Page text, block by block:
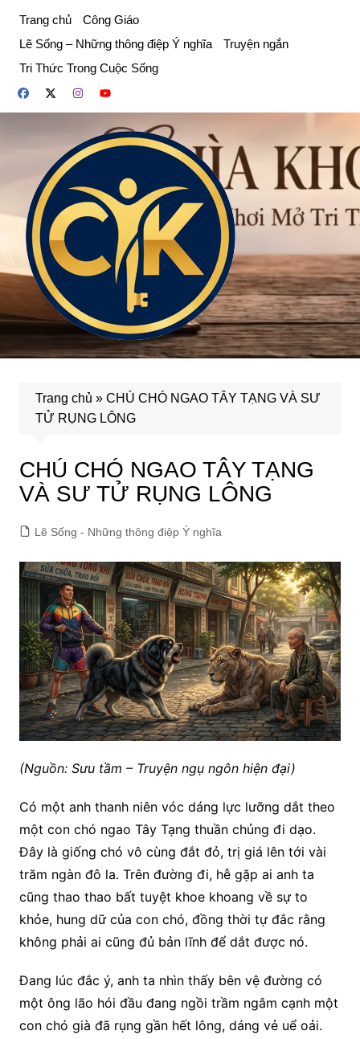
phần
dung
Trang chủ
Công Giáo
Lẽ Sống – Những thông điệp Ý nghĩa
Truyện ngắn
Tri Thức Trong Cuộc Sống
Trang chủ » CHÚ CHÓ NGAO TÂY TẠNG VÀ SƯ
TỬ RỤNG LÔNG
CHÚ CHÓ NGAO TÂY TẠNG
VÀ SƯ TỬ RỤNG LÔNG
Lẽ Sống - Những thông điệp Ý nghĩa
(Nguồn: Sưu tầm – Truyện ngụ ngôn hiện đại)
Có một anh thanh niên vóc dáng lực lưỡng dắt theo
một con chó ngao Tây Tạng thuần chủng đi dạo.
Đây là giống chó vô cùng đắt đỏ, trị giá lên tới vài
trăm ngàn đô la. Trên đường đi, hễ gặp ai anh ta
cũng thao thao bất tuyệt khoe khoang về sự to
khỏe, hung dữ của con chó, đồng thời tự đắc rằng
không phải ai cũng đủ bản lĩnh để dắt được nó.
Đang lúc đắc ý, anh ta nhìn thấy bên vệ đường có
một ông lão hói đầu đang ngồi trầm ngâm cạnh một
con chó già đã rụng gần hết lông, dáng vẻ uể oải.